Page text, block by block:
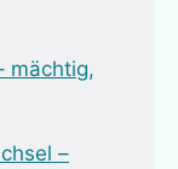
mächtig,
–